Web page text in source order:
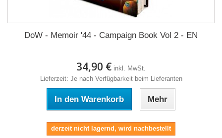
DoW - Memoir '44 - Campaign Book Vol 2 - EN
34,90 € inkl. MwSt.
Lieferzeit: Je nach Verfügbarkeit beim Lieferanten
In den Warenkorb Mehr
derzeit nicht lagernd, wird nachbestellt